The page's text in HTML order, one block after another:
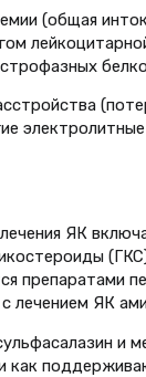
(общая
ЯК
препаратами
лечением ЯК
и
как